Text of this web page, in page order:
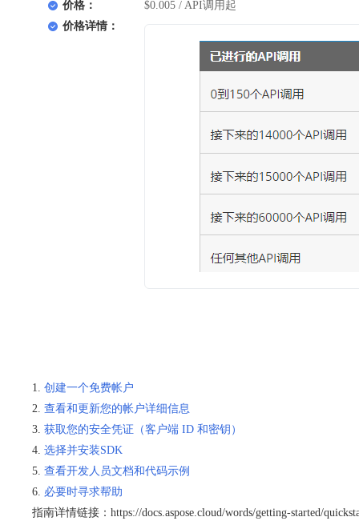
价格：
$0.005 / API调用起
价格详情：
创建一个免费帐户
查看和更新​​您的帐户详细信息
获取您的安全凭证（客户端 ID 和密钥）
选择并安装SDK
查看开发人员文档和代码示例
必要时寻求帮助
指南详情链接：https://docs.aspose.cloud/words/getting-started/